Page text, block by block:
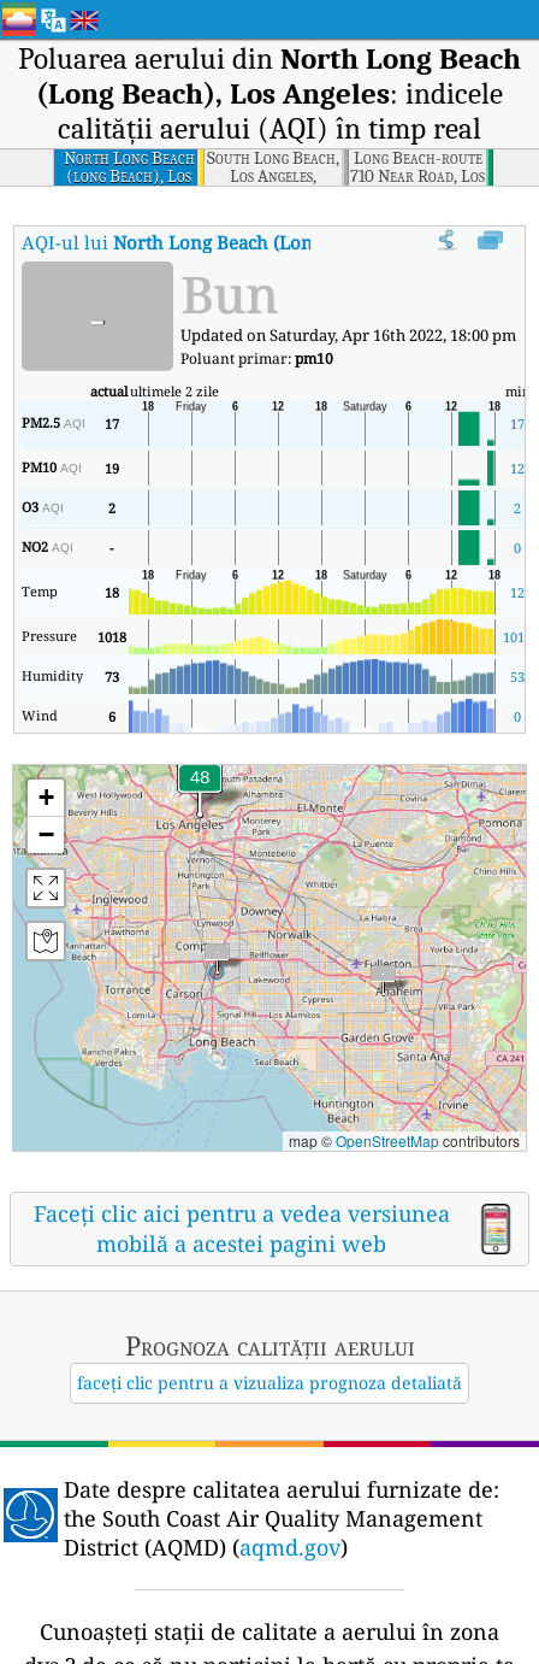
Poluarea aerului din North Long Beach
(Long Beach), Los Angeles: indicele
calității aerului (AQI) în timp real
North Long Beach
(long Beach), Los
Angeles
South Long Beach,
Los Angeles,
California
Long Beach-route
710 Near Road, Los
Angeles,
AQI-ul luiNorth Long Beach (Long Beach), Los Angeles:
- Bun
Updated on Saturday, Apr 16th 2022, 18:00 pm
Poluant primar:pm10
actualultimele 2 zile min
PM2.5AQI 17 17
PM10AQI 19 12
O3AQI 2 2
NO2AQI - 0
Temp 18 12
Pressure 1018 1013
Humidity 73 53
Wind 6 0
+
−
map ©OpenStreetMapcontributors
Faceți clic aici pentru a vedea versiunea
mobilă a acestei pagini web
Prognoza calității aerului
faceți clic pentru a vizualiza prognoza detaliată
Date despre calitatea aerului furnizate de:
the South Coast Air Quality Management
District (AQMD) (aqmd.gov)
Cunoașteți stații de calitate a aerului în zona